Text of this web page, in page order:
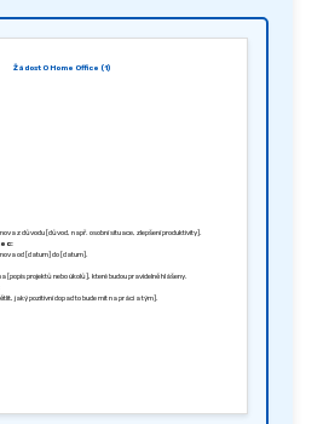
Žádost O Home Office (1)
z důvodu [důvod, např. osobní situace, zlepšení produktivity].
od [datum] do [datum].
[popis projektů nebo úkolů], které budou pravidelně hlášeny.
jaký pozitivní dopad to bude mít na práci a tým].